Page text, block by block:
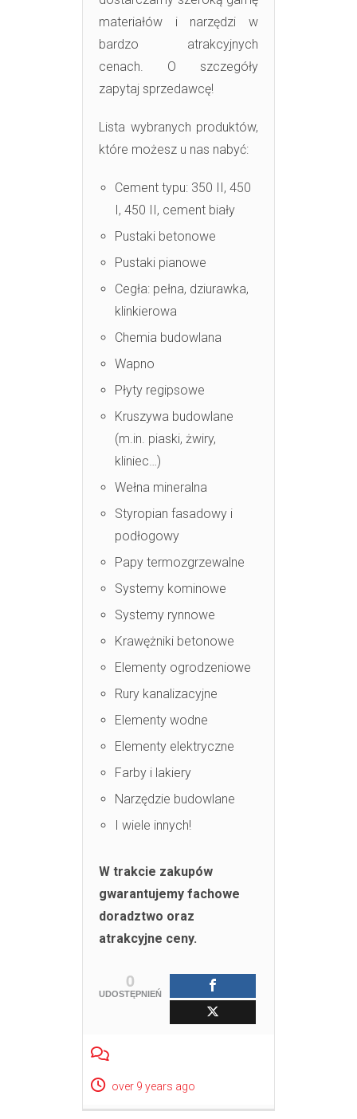
materiałów i narzędzi w
bardzo atrakcyjnych
cenach. O szczegóły
zapytaj sprzedawcę!
Lista wybranych produktów,
które możesz u nas nabyć:
Cement typu: 350 II, 450
I, 450 II, cement biały
Pustaki betonowe
Pustaki pianowe
Cegła: pełna, dziurawka,
klinkierowa
Chemia budowlana
Wapno
Płyty regipsowe
Kruszywa budowlane
(m.in. piaski, żwiry,
kliniec…)
Wełna mineralna
Styropian fasadowy i
podłogowy
Papy termozgrzewalne
Systemy kominowe
Systemy rynnowe
Krawężniki betonowe
Elementy ogrodzeniowe
Rury kanalizacyjne
Elementy wodne
Elementy elektryczne
Farby i lakiery
Narzędzie budowlane
I wiele innych!
W trakcie zakupów
gwarantujemy fachowe
doradztwo oraz
atrakcyjne ceny.
0
UDOSTĘPNIEŃ
over 9 years ago